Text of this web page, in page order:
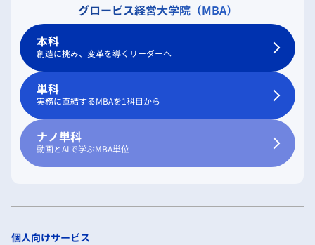
グロービス経営大学院（MBA）
本科
創造に挑み、変革を導くリーダーへ
単科
実務に直結するMBAを1科目から
ナノ単科
動画とAIで学ぶMBA単位
個人向けサービス